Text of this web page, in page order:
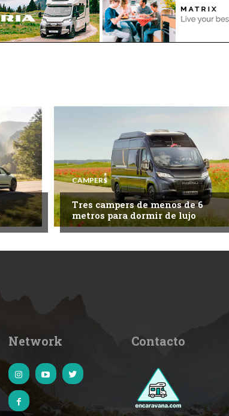
CAMPERS
Tres campers de menos de 6
metros para dormir de lujo
Network Contacto